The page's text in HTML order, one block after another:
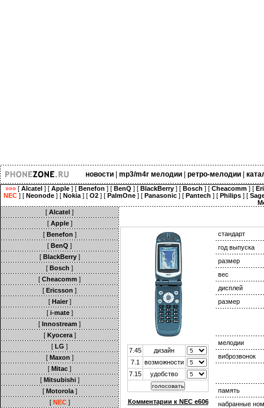
новости| mp3/m4r мелодии| ретро-мелодии|
»»» [ Alcatel ] [ Apple ] [ Benefon ] [ BenQ ] [ BlackBerry ] [ Bosch ] [ Cheacomm ] [
NEC ] [ Neonode ] [ Nokia ] [ O2 ] [ PalmOne ] [ Panasonic ] [ Pantech ] [ Philips ] [
[ Alcatel ]
[ Apple]
[ Benefon ]
[ BenQ ]
[ BlackBerry]
[ Bosch ]
[ Cheacomm ]
[ Ericsson ]
[ Haier]
[ i-mate]
[ Innostream ]
[ Kyocera]
[ LG ]
[ Maxon ]
[ Mitac ]
[ Mitsubishi]
[ Motorola]
[ NEC]
7.45
дизайн
7.1
возможности
7.15
удобство
Комментарии к NEC e606
стандарт
год выпуска
размер
вес
дисплей
размер
мелодии
виброзвонок
память
набранные